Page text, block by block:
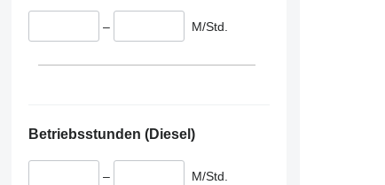
– M/Std.
Betriebsstunden (Diesel)
– M/Std.